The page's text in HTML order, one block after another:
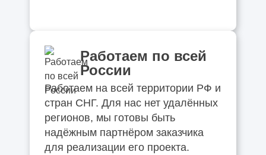
Работаем по всей
России
Работаем на всей территории РФ и
стран СНГ. Для нас нет удалённых
регионов, мы готовы быть
надёжным партнёром заказчика
для реализации его проекта.